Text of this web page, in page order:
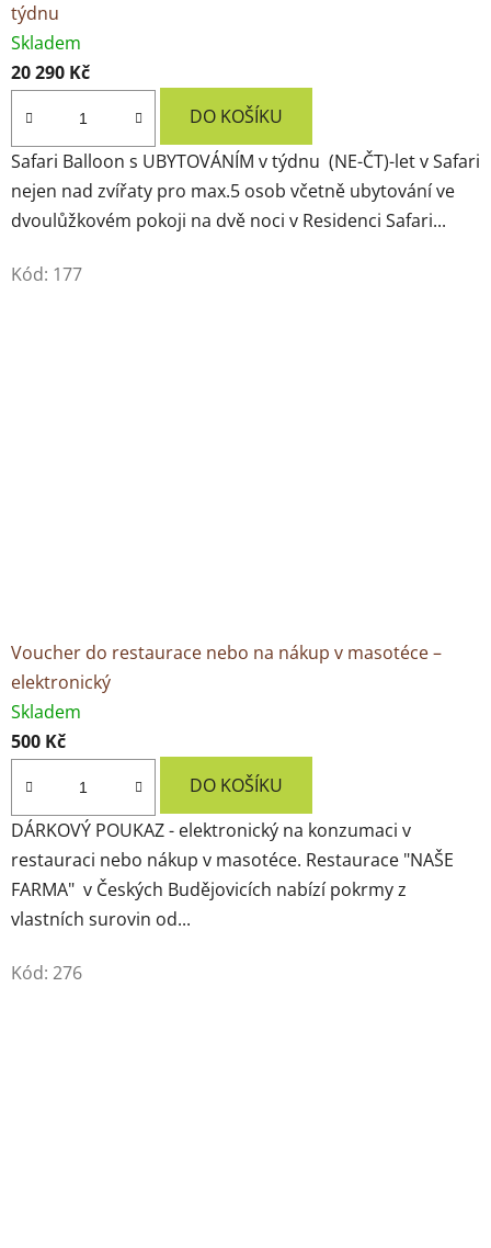
týdnu
Skladem
20 290 Kč
DO KOŠÍKU
Safari Balloon s UBYTOVÁNÍM v týdnu (NE-ČT)-let v Safari
nejen nad zvířaty pro max.5 osob včetně ubytování ve
dvoulůžkovém pokoji na dvě noci v Residenci Safari...
Kód: 177
Voucher do restaurace nebo na nákup v masotéce –
elektronický
Skladem
500 Kč
DO KOŠÍKU
DÁRKOVÝ POUKAZ - elektronický na konzumaci v
restauraci nebo nákup v masotéce. Restaurace "NAŠE
FARMA" v Českých Budějovicích nabízí pokrmy z
vlastních surovin od...
Kód: 276